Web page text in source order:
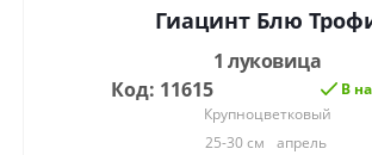
Гиацинт Блю
1 луковица
Код: 11615
В
Крупноцветковый
25-30 см
апрель